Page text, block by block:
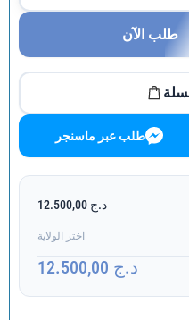
طلب الآن
طلب عبر ماسنجر
د.ج 12.500,00
اختر الولاية
د.ج 12.500,00